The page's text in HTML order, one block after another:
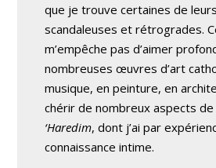
que je trouve certaines de
scandaleuses et rétrogrades.
m’empêche pas d’aimer
nombreuses œuvres d’art
musique, en peinture, en
chérir de nombreux aspects de
‘Haredim, dont j’ai par
connaissance intime.